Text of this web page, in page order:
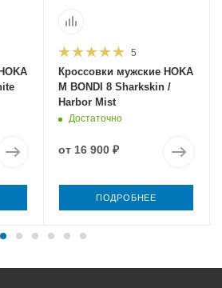
5
Кроссовки мужские HOKA
M BONDI 8 Sharkskin /
Harbor Mist
Достаточно
от 16 900 ₽
ПОДРОБНЕЕ